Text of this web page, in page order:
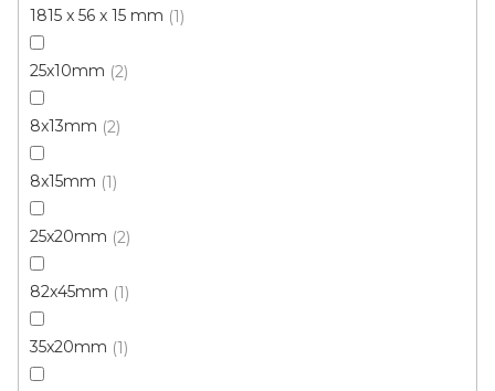
1815 x 56 x 15 mm 1
25x10mm 2
8x13mm 2
8x15mm 1
25x20mm 2
82x45mm 1
35x20mm 1
Parketová obvodová lišta buk - plochá 35x6mm